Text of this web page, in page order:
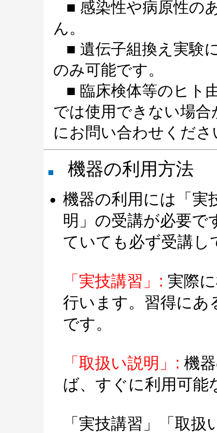
■ 感染性や病原性の
ん。
■ 遺伝子組換え実験
のみ可能です。
■ 臨床検体等のヒト
では使用できない場
にお問い合わせくださ
機器の利用方法
機器の利用には「実
明」の受講が必要で
ていても必ず受講し
「実技講習」: 実際
行います。習得にあ
です。
「取扱い説明」: 機
ば、すぐに利用可能
「実技講習」「取